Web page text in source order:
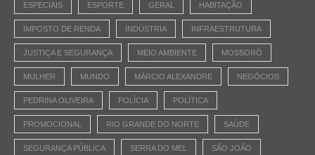
ESPECIAIS ESPORTE GERAL HABITAÇÃO
IMPOSTO DE RENDA INDÚSTRIA INFRAESTRUTURA
JUSTIÇA E SEGURANÇA MEIO AMBIENTE MOSSORÓ
MULHER MUNDO MÁRCIO ALEXANDRE NEGÓCIOS
PEDRINA OLIVEIRA POLÍCIA POLÍTICA
PROMOCIONAL RIO GRANDE DO NORTE SAÚDE
SEGURANÇA PÚBLICA SERRA DO MEL SÃO JOÃO